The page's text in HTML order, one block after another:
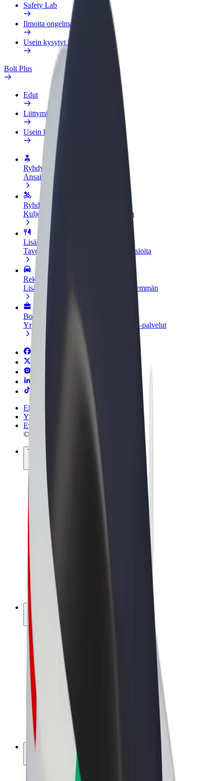
Safety Lab
Ilmoita ongelmasta
Usein kysytyt kysymykset
Bolt Plus
Edut
Liittymisohjeet
Usein kysytyt kysymykset
Ryhdy kuljettajaksi
Ansaitse omilla ehdoillasi
Ryhdy ruokalähetiksi
Kuljeta ruokaa ja ansaitse viikoittain
Lisää ravintola tai kauppa
Tavoita lisää asiakkaita ja kasvata ansioita
Rekisteröidy fleet-omistajaksi
Lisää autokantasi Boltiin ja tienaa enemmän
Bolt for Business
Yrityksellesi skaalatut Bolt-tuotteet ja -palvelut
Ehdot
Yksityisyys
Evästeet
© 2026 Bolt Technology OÜ
Tuotteet
Kyydit
Sähköpotkulaudat
Bolt-kauppa
Bolt Food
Bolt Drive
Bolt for Business
Sähköpyörät
Bolt Plus
Tienaa Boltilla
Kuljettajat
Kuljettajan ansiot
Ruokalähetit
Lähetin ansiot
Bolt Food -kauppiaat
Franchiset
Yritys